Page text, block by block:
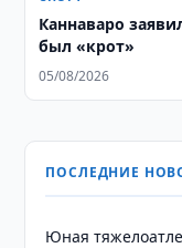
Каннаваро
был «крот»
05/08/2026
ПОСЛЕДНИЕ
Юная